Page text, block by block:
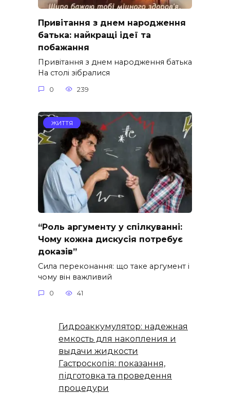
Привітання з днем народження
батька: найкращі ідеї та
побажання
Привітання з днем народження батька
На столі зібралися
0 239
ЖИТТЯ
“Роль аргументу у спілкуванні:
Чому кожна дискусія потребує
доказів”
Сила переконання: що таке аргумент і
чому він важливий
0 41
Гидроаккумулятор: надежная
емкость для накопления и
выдачи жидкости
Гастроскопія: показання,
підготовка та проведення
процедури